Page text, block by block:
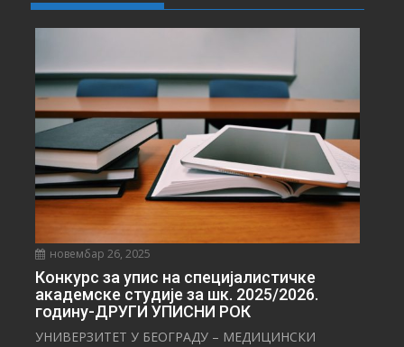
новембар 26, 2025
Конкурс за упис на специјалистичке
академске студије за шк. 2025/2026.
годину-ДРУГИ УПИСНИ РОК
УНИВЕРЗИТЕТ У БЕОГРАДУ – МЕДИЦИНСКИ